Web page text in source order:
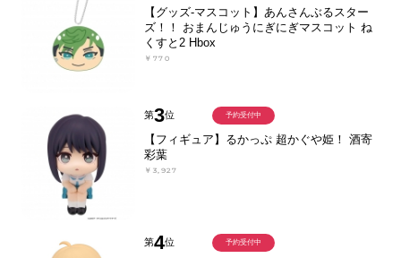
【グッズ-マスコット】あんさんぶるスター
ズ！！ おまんじゅうにぎにぎマスコット ね
くすと2 Hbox
￥770
第3位
【フィギュア】るかっぷ 超かぐや姫！ 酒寄
彩葉
￥3,927
予約受付中
第4位 予約受付中